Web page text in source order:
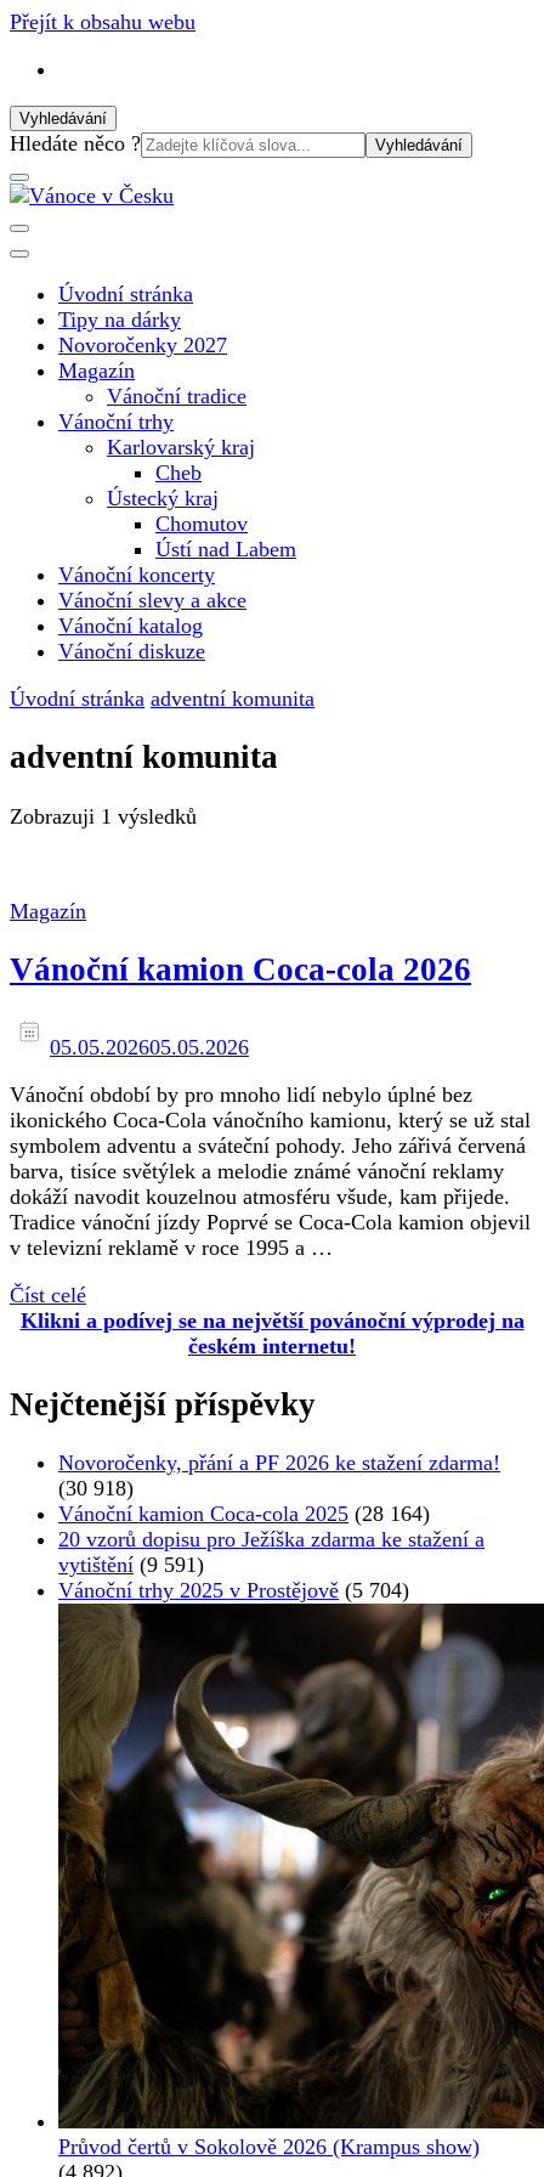
Přejít k obsahu webu
Vyhledávání
Vyhledat:
Hledáte něco ?
Vánoce v Česku
nejkrásnějším svátku v roce v České republice
Úvodní stránka
Tipy na dárky
Novoročenky 2027
Magazín
Vánoční tradice
Vánoční trhy
Karlovarský kraj
Cheb
Ústecký kraj
Chomutov
Ústí nad Labem
Vánoční koncerty
Vánoční slevy a akce
Vánoční katalog
Vánoční diskuze
Úvodní stránka adventní komunita
adventní komunita
Zobrazuji 1 výsledků
Magazín
Vánoční kamion Coca-cola 2026
05.05.202605.05.2026
Vánoční období by pro mnoho lidí nebylo úplné bez
ikonického Coca-Cola vánočního kamionu, který se už stal
symbolem adventu a sváteční pohody. Jeho zářivá červená
barva, tisíce světýlek a melodie známé vánoční reklamy
dokáží navodit kouzelnou atmosféru všude, kam přijede.
Tradice vánoční jízdy Poprvé se Coca-Cola kamion objevil
v televizní reklamě v roce 1995 a …
Číst celé
Klikni a podívej se na největší povánoční výprodej na
českém internetu!
Nejčtenější příspěvky
Novoročenky, přání a PF 2026 ke stažení zdarma!
(30 918)
Vánoční kamion Coca-cola 2025 (28 164)
20 vzorů dopisu pro Ježíška zdarma ke stažení a
vytištění (9 591)
Vánoční trhy 2025 v Prostějově (5 704)
Průvod čertů v Sokolově 2026 (Krampus show)